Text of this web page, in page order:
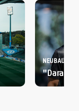
NEUBAUER
"Darauf